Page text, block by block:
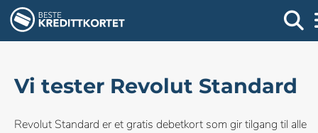
Vi tester Revolut Standard
Revolut Standard er et gratis debetkort som gir tilgang til alle